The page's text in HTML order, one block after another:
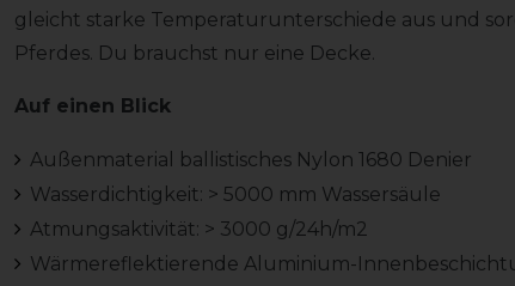
gleicht starke Temperaturunterschiede aus und
Pferdes. Du brauchst nur eine Decke.
Auf einen Blick
Außenmaterial ballistisches Nylon 1680 Denier
Wasserdichtigkeit: > 5000 mm Wassersäule
Atmungsaktivität: > 3000 g/24h/m2
Wärmereflektierende Aluminium-